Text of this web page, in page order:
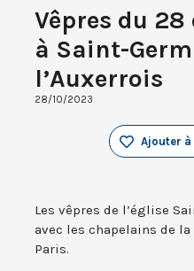
Vêpres du
à Saint-
l’Auxerrois
28/10/2023
Ajouter
Les vêpres de l’église
avec les chapelains de
Paris.